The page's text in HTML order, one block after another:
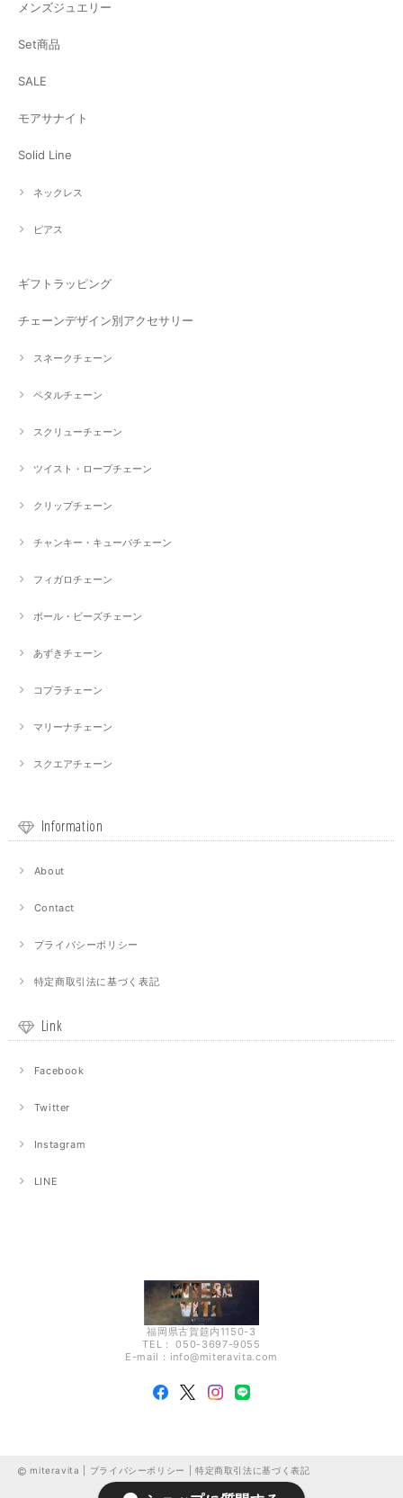
メンズジュエリー
Set商品
SALE
モアサナイト
Solid Line
ネックレス
ピアス
ギフトラッピング
チェーンデザイン別アクセサリー
スネークチェーン
ペタルチェーン
スクリューチェーン
ツイスト・ロープチェーン
クリップチェーン
チャンキー・キューバチェーン
フィガロチェーン
ボール・ビーズチェーン
あずきチェーン
コプラチェーン
マリーナチェーン
スクエアチェーン
Information
About
Contact
プライバシーポリシー
特定商取引法に基づく表記
Link
Facebook
Twitter
Instagram
LINE
福岡県古賀筵内1150-3
TEL： 050-3697-9055
E-mail： info@miteravita.com
miteravita | プライバシーポリシー 特定商取引法に基づく表記